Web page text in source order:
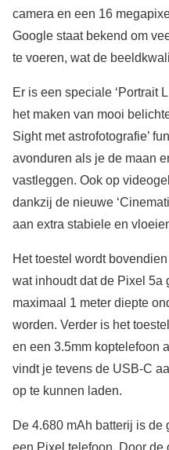
camera en een 16
Google staat bekend om
te voeren, wat de
Er is een speciale ‘Portrait
het maken van mooi
Sight met astrofotografie’
avonduren als je de maan
vastleggen. Ook op
dankzij de nieuwe
aan extra stabiele en
Het toestel wordt
wat inhoudt dat de Pixel 5a
maximaal 1 meter diepte
worden. Verder is het
en een 3.5mm koptelefoon
vindt je tevens de USB-C
op te kunnen laden.
De 4.680 mAh batterij is de
een Pixel telefoon. Door de